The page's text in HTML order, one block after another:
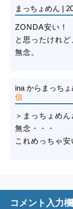
まっちょめん
ZONDA安い！
と思ったけれ
無念。
inaからまっち
信
＞まっちょめん
無念・・・
これめっちゃ
コメント入力欄